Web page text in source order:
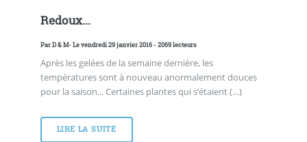
Redoux...
ParD & M- Le vendredi 29 janvier 2016 - 2069 lecteurs
Après les gelées de la semaine dernière, les
températures sont à nouveau anormalement douces
pour la saison... Certaines plantes qui s’étaient (…)
LIRE LA SUITE